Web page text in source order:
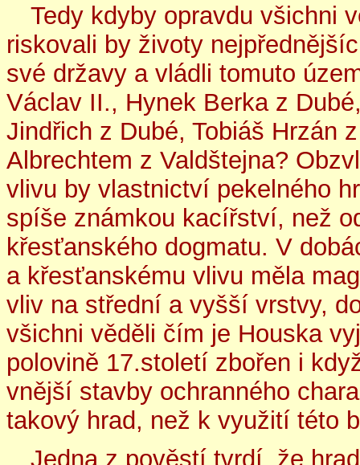
Tedy kdyby opravdu všichni
riskovali by životy
své državy a vládli tomuto
Václav II., Hynek Berka z
Jindřich z Dubé, Tobiáš Hrzán
Albrechtem z Valdštejna?
vlivu by vlastnictví pekelného
spíše známkou kacířství, než
křesťanského dogmatu. V
a křesťanskému vlivu měla
vliv na střední a vyšší vrstvy,
všichni věděli čím je Houska
polovině 17.století zbořen i
vnější stavby ochranného
takový hrad, než k využití této
Jedna z pověstí tvrdí, že